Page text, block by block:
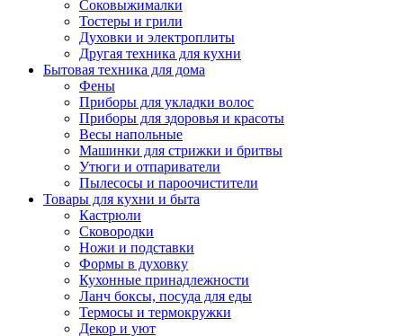
Соковыжималки
Тостеры и грили
Духовки и электроплиты
Другая техника для кухни
Бытовая техника для дома
Фены
Приборы для укладки волос
Приборы для здоровья и красоты
Весы напольные
Машинки для стрижки и бритвы
Утюги и отпариватели
Пылесосы и пароочистители
Товары для кухни и быта
Кастрюли
Сковородки
Ножи и подставки
Формы в духовку
Кухонные принадлежности
Ланч боксы, посуда для еды
Термосы и термокружки
Декор и уют